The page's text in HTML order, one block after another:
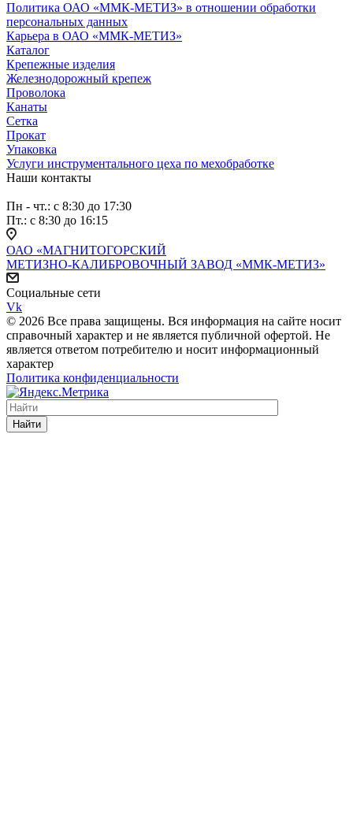
Политика ОАО «ММК-МЕТИЗ» в отношении обработки
персональных данных
Карьера в ОАО «ММК-МЕТИЗ»
Каталог
Крепежные изделия
Железнодорожный крепеж
Проволока
Канаты
Сетка
Прокат
Упаковка
Услуги инструментального цеха по мехобработке
Наши контакты
Пн - чт.: с 8:30 до 17:30
Пт.: с 8:30 до 16:15
ОАО «МАГНИТОГОРСКИЙ
МЕТИЗНО-КАЛИБРОВОЧНЫЙ ЗАВОД «ММК-МЕТИЗ»
Социальные сети
Vk
© 2026 Все права защищены. Вся информация на сайте носит
справочный характер и не является публичной офертой. Не
является ответом потребителю и носит информационный
характер
Политика конфиденциальности
Найти